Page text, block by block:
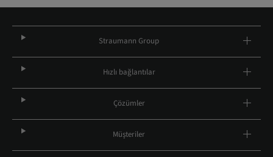
Straumann Group
Hızlı bağlantılar
Çözümler
Müşteriler